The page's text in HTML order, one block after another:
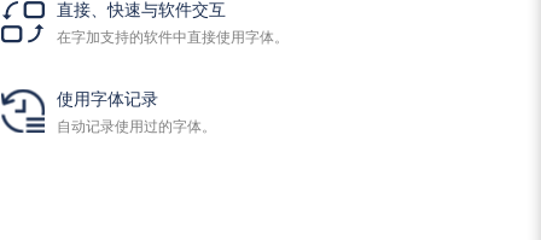
直接、快速与软件交互
在字加支持的软件中直接使用字体。
使用字体记录
自动记录使用过的字体。